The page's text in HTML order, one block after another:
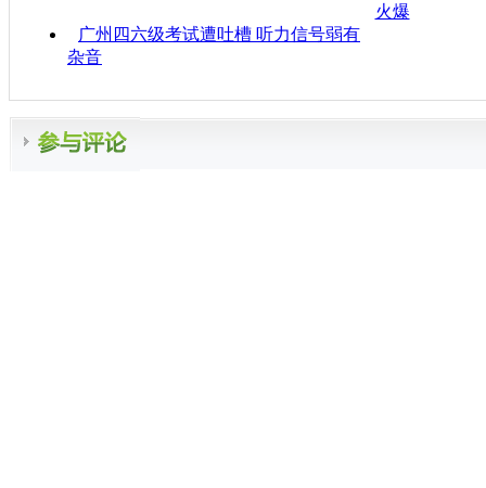
火爆
广州四六级考试遭吐槽 听力信号弱有
杂音